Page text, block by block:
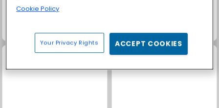
Grand Mahjong Connect Trollface Quest: USA 2
Cookie Policy
Your Privacy Rights ACCEPT COOKIES